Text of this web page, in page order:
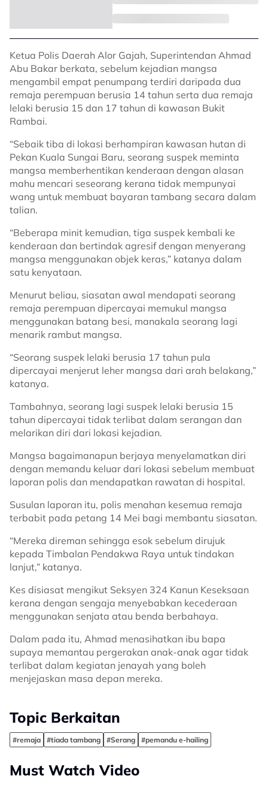
Ketua Polis Daerah Alor Gajah, Superintendan Ahmad
Abu Bakar berkata, sebelum kejadian mangsa
mengambil empat penumpang terdiri daripada dua
remaja perempuan berusia 14 tahun serta dua remaja
lelaki berusia 15 dan 17 tahun di kawasan Bukit
Rambai.
“Sebaik tiba di lokasi berhampiran kawasan hutan di
Pekan Kuala Sungai Baru, seorang suspek meminta
mangsa memberhentikan kenderaan dengan alasan
mahu mencari seseorang kerana tidak mempunyai
wang untuk membuat bayaran tambang secara dalam
talian.
“Beberapa minit kemudian, tiga suspek kembali ke
kenderaan dan bertindak agresif dengan menyerang
mangsa menggunakan objek keras,” katanya dalam
satu kenyataan.
Menurut beliau, siasatan awal mendapati seorang
remaja perempuan dipercayai memukul mangsa
menggunakan batang besi, manakala seorang lagi
menarik rambut mangsa.
“Seorang suspek lelaki berusia 17 tahun pula
dipercayai menjerut leher mangsa dari arah belakang,”
katanya.
Tambahnya, seorang lagi suspek lelaki berusia 15
tahun dipercayai tidak terlibat dalam serangan dan
melarikan diri dari lokasi kejadian.
Mangsa bagaimanapun berjaya menyelamatkan diri
dengan memandu keluar dari lokasi sebelum membuat
laporan polis dan mendapatkan rawatan di hospital.
Susulan laporan itu, polis menahan kesemua remaja
terbabit pada petang 14 Mei bagi membantu siasatan.
“Mereka direman sehingga esok sebelum dirujuk
kepada Timbalan Pendakwa Raya untuk tindakan
lanjut,” katanya.
Kes disiasat mengikut Seksyen 324 Kanun Keseksaan
kerana dengan sengaja menyebabkan kecederaan
menggunakan senjata atau benda berbahaya.
Dalam pada itu, Ahmad menasihatkan ibu bapa
supaya memantau pergerakan anak-anak agar tidak
terlibat dalam kegiatan jenayah yang boleh
menjejaskan masa depan mereka.
Topic Berkaitan
#remaja #tiada tambang #Serang #pemandu e-hailing
Must Watch Video